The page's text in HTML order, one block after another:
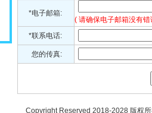
*电子邮箱:
( 请确保电子邮箱没有
*联系电话:
您的传真:
Copyright Reserved 2018-2028 版权